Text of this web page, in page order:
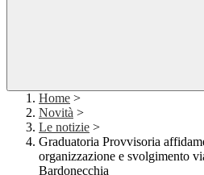
Home >
Novità >
Le notizie >
Graduatoria Provvisoria
organizzazione e svolgimento
Bardonecchia